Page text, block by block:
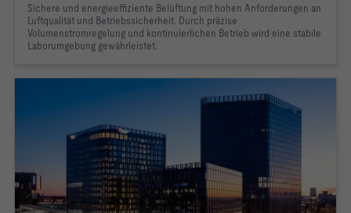
Sichere und energieeffiziente Belüftung mit hohen Anforderungen an
Luftqualität und Betriebssicherheit. Durch präzise
Volumenstromregelung und kontinuierlichen Betrieb wird eine stabile
Laborumgebung gewährleistet.